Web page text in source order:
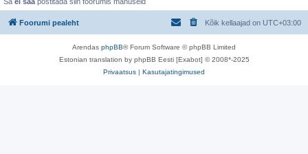
Foorumi pealeht Kõik kellaajad on UTC+03:00
Arendas phpBB® Forum Software © phpBB Limited
Estonian translation by phpBB Eesti [Exabot] © 2008*-2025
Privaatsus | Kasutajatingimused